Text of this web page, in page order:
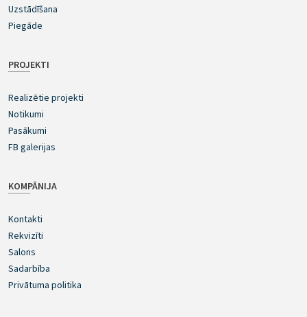
Uzstādīšana
Piegāde
PROJEKTI
Realizētie projekti
Notikumi
Pasākumi
FB galerijas
KOMPĀNIJA
Kontakti
Rekvizīti
Salons
Sadarbība
Privātuma politika